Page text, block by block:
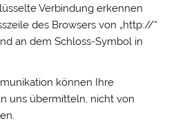
Verbindung erkennen
des Browsers von „http://“
an dem Schloss-Symbol in
können Ihre
uns übermitteln, nicht von